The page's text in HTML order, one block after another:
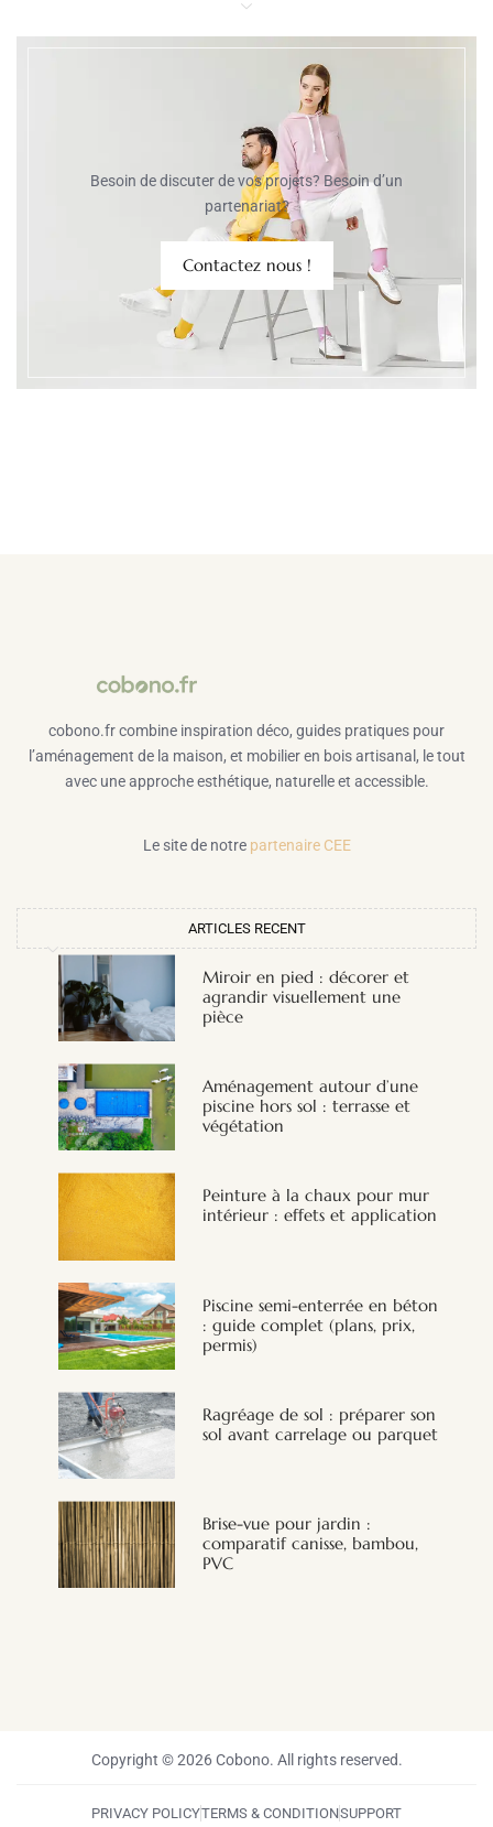
Besoin de discuter de vos projets? Besoin d’un
partenariat?
Contactez nous !
cobono.fr combine inspiration déco, guides pratiques pour
l’aménagement de la maison, et mobilier en bois artisanal, le tout
avec une approche esthétique, naturelle et accessible.
Le site de notre partenaire CEE
ARTICLES RECENT
Miroir en pied : décorer et
agrandir visuellement une
pièce
Aménagement autour d’une
piscine hors sol : terrasse et
végétation
Peinture à la chaux pour mur
intérieur : effets et application
Piscine semi-enterrée en béton
: guide complet (plans, prix,
permis)
Ragréage de sol : préparer son
sol avant carrelage ou parquet
Brise-vue pour jardin :
comparatif canisse, bambou,
PVC
Copyright © 2026 Cobono. All rights reserved.
PRIVACY POLICYTERMS & CONDITIONSUPPORT